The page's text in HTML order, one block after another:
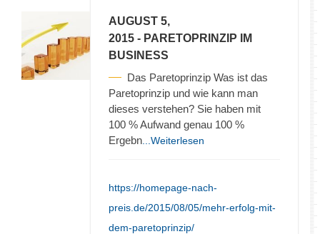
AUGUST 5,
2015 - PARETOPRINZIP IM
BUSINESS
Das Paretoprinzip Was ist das
Paretoprinzip und wie kann man
dieses verstehen? Sie haben mit
100 % Aufwand genau 100 %
Ergebn ...Weiterlesen
https://homepage-nach-
preis.de/2015/08/05/mehr-erfolg-mit-
dem-paretoprinzip/